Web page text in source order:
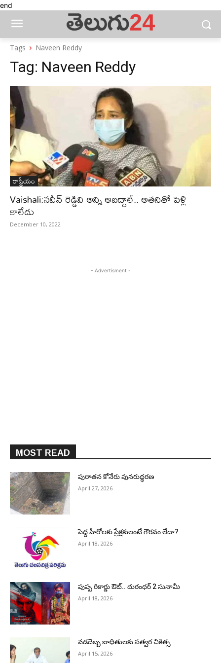
end
Tags Naveen Reddy
Tag: Naveen Reddy
రాష్ట్రీయం
Vaishali:న‌వీన్ రెడ్డివి అన్ని అబ‌ద్దాలే.. అత‌నితో పెళ్లి
కాలేదు
December 10, 2022
- Advertisment -
MOST READ
పురాత‌న కోనేరు పున‌రుద్ధ‌ర‌ణ
April 27, 2026
పెద్ద హీరోల‌కు ప్రేక్ష‌కులంటే గౌర‌వం లేదా?
April 18, 2026
పుష్ప రికార్డు ఔట్‌.. దురంధ‌ర్ 2 సునామీ
April 18, 2026
వడదెబ్బ బాధితులకు సత్వర చికిత్స
April 15, 2026